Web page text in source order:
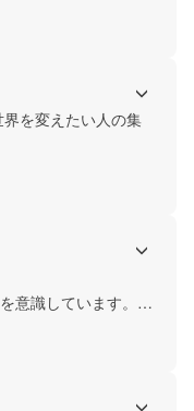
を経営するメンバー
ング予算を担当す
ンバーが圧倒的な
を変えたい人の集
世界に変革を起こ
意識しています。